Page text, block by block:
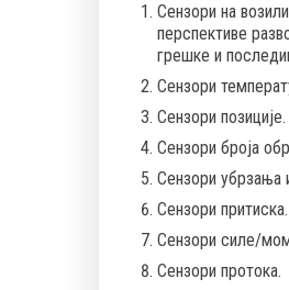
Сензори на
перспективе
грешке и
Сензори
Сензори позиције.
Сензори броја
Сензори убрзања
Сензори притиска.
Сензори силе/
Сензори протока.